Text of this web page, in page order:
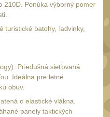
210D. Ponúka výborný pomer
turistické batohy, ľadvinky,
Priedušná sieťovaná
Ideálna pre letné
obuv.
o elastické vlákna.
panely taktických